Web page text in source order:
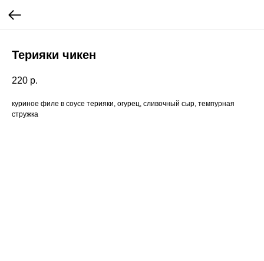
Терияки чикен
220 р.
куриное филе в соусе терияки, огурец, сливочный сыр, темпурная
стружка